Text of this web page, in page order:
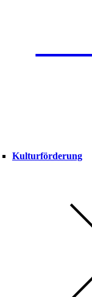
Kulturförderung